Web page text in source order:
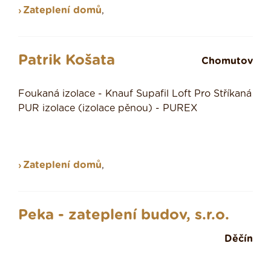
Zateplení domů,
Patrik Košata Chomutov
Foukaná izolace - Knauf Supafil Loft Pro Stříkaná
PUR izolace (izolace pěnou) - PUREX
Zateplení domů,
Peka - zateplení budov, s.r.o.
Děčín